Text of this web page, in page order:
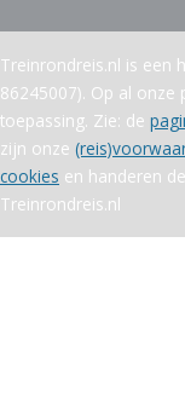
Treinrondreis.nl is een
86245007). Op al onze
toepassing. Zie: de
zijn onze
cookies en handeren
Treinrondreis.nl